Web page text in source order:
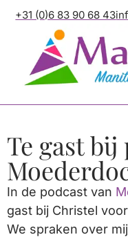
+31 (0)6 83 90 68 43
Te gast bij
In de podcast van
gast bij Christel
We spraken over